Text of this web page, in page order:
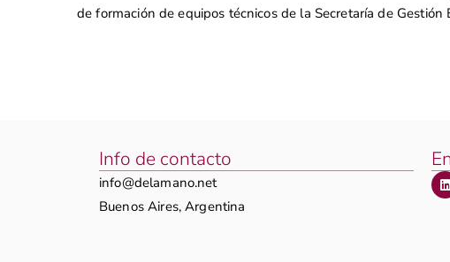
de formación de equipos técnicos de la Secretaría de
Info de contacto
info@delamano.net
Buenos Aires, Argentina